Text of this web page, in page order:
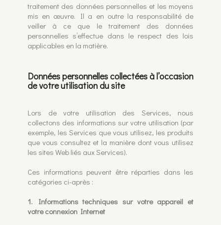
traitement des données personnelles et les moyens
mis en œuvre. Il a en outre la responsabilité de
veiller à ce que le traitement des données
personnelles s’effectue dans le respect des lois
applicables en la matière.
Données personnelles collectées à l’occasion
de votre utilisation du site
Lors de votre utilisation des Services, nous
collectons des informations sur votre utilisation (par
exemple, les Services que vous utilisez, les produits
que vous consultez et la manière dont vous utilisez
les sites Web liés aux Services).
Ces informations peuvent être réparties dans les
catégories ci-après :
1. Informations techniques sur votre appareil et
votre connexion Internet